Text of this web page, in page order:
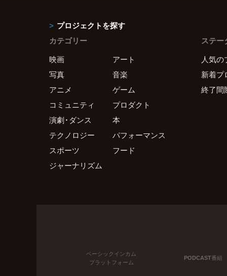
プロジェクトを探す
カテゴリー
映画
アート
写真
音楽
アニメ
ゲーム
コミュニティ
プロダクト
演劇・ダンス
本
テクノロジー
パフォーマンス
スポーツ
フード
ジャーナリズム
ステー
人気の
新着プ
終了間
ベーシックインカム
プラットフォーム
PODCAST番組